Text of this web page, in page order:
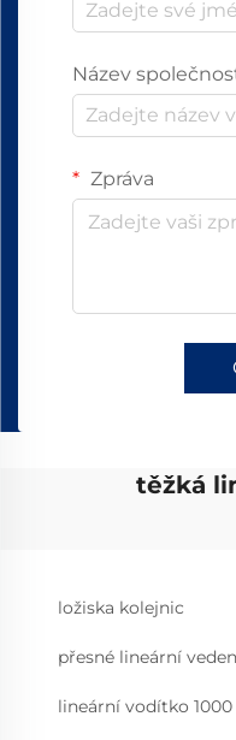
Název
Zpráva
těžká
ložiska kolejnic
přesné lineární
lineární vodítko